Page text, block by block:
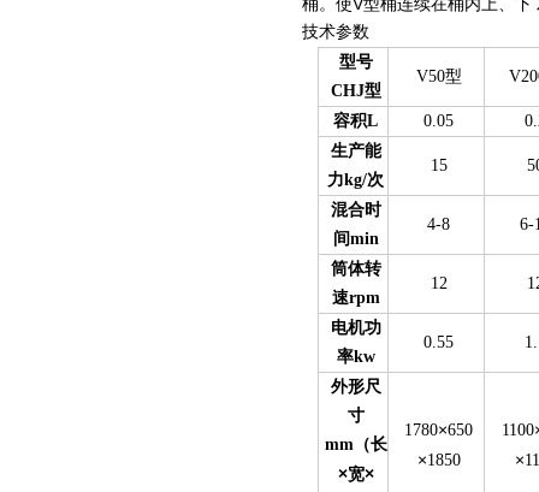
技术参数
型号
CHJ型
V50型
容积L 0.05
生产能
力kg/次
15
混合时
间min
4-8 6-
筒体转
速rpm
12
电机功
率kw
0.55
外形尺
寸
mm（长
×宽×
1780×650
×1850
1100
×